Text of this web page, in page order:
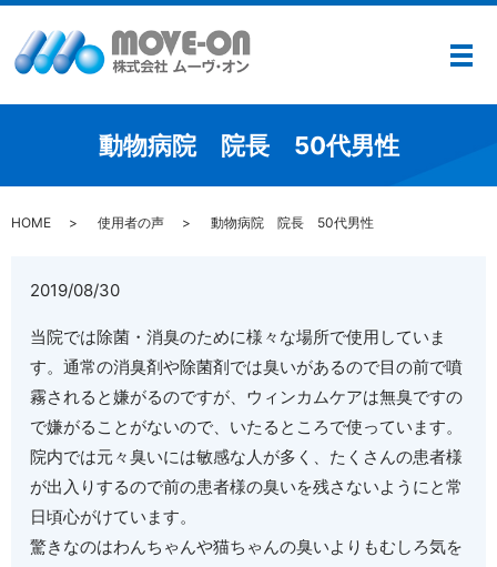
メ
動物病院 院長 50代男性
HOME 使用者の声 動物病院 院長 50代男性
2019/08/30
当院では除菌・消臭のために様々な場所で使用していま
す。通常の消臭剤や除菌剤では臭いがあるので目の前で噴
霧されると嫌がるのですが、ウィンカムケアは無臭ですの
で嫌がることがないので、いたるところで使っています。
院内では元々臭いには敏感な人が多く、たくさんの患者様
が出入りするので前の患者様の臭いを残さないようにと常
日頃心がけています。
驚きなのはわんちゃんや猫ちゃんの臭いよりもむしろ気を